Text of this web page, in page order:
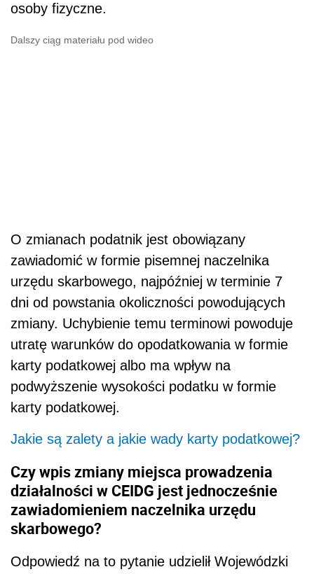
osoby fizyczne.
Dalszy ciąg materiału pod wideo
O zmianach podatnik jest obowiązany
zawiadomić w formie pisemnej naczelnika
urzędu skarbowego, najpóźniej w terminie 7
dni od powstania okoliczności powodujących
zmiany. Uchybienie temu terminowi powoduje
utratę warunków do opodatkowania w formie
karty podatkowej albo ma wpływ na
podwyższenie wysokości podatku w formie
karty podatkowej.
Jakie są zalety a jakie wady karty podatkowej?
Czy wpis zmiany miejsca prowadzenia
działalności w CEIDG jest jednocześnie
zawiadomieniem naczelnika urzędu
skarbowego?
Odpowiedź na to pytanie udzielił Wojewódzki